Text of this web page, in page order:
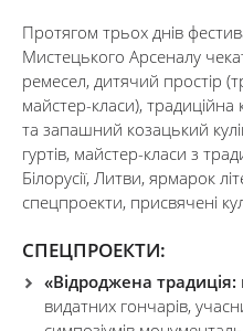
Протягом трьох днів
Мистецького Арсеналу
ремесел, дитячий простір
майстер-класи), традиційна
та запашний козацький
гуртів, майстер-класи з
Білорусії, Литви, ярмарок
спецпроекти, присвячені
СПЕЦПРОЕКТИ:
«Відроджена традиція:
видатних гончарів,